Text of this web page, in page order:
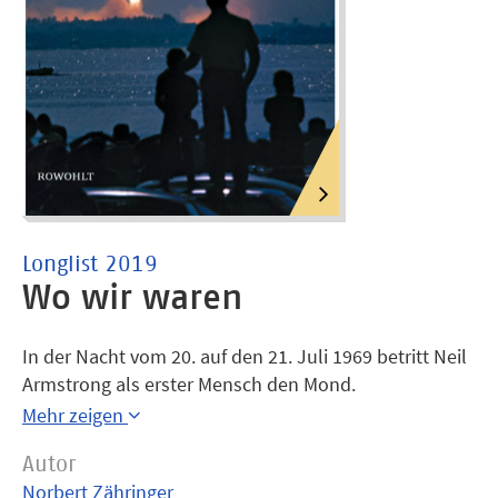
Longlist 2019
Wo wir waren
In der Nacht vom 20. auf den 21. Juli 1969 betritt Neil
Armstrong als erster Mensch den Mond.
Abermillionen verfolgen auf der Erde die
Martha Rohn etwa, wegen Mordes verurteilt,
Mehr zeigen
Autor
Norbert Zähringer